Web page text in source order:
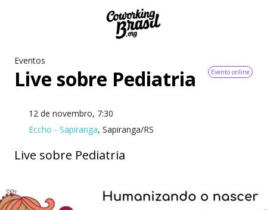
Eventos
Evento online
Live sobre Pediatria
12 de novembro, 7:30
Eccho - Sapiranga, Sapiranga/RS
Live sobre Pediatria